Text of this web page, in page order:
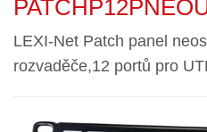
LEXI-Net Patch panel
rozvaděče,12 portů pro